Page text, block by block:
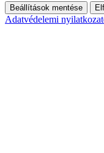
Beállítások mentése
Adatvédelemi